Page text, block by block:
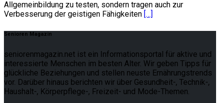
Allgemeinbildung zu testen, sondern tragen auch zur
Verbesserung der geistigen Fähigkeiten […]
Senioren Magazin
seniorenmagazin.net ist ein Informationsportal für aktive und
interessierte Menschen im besten Alter. Wir geben Tipps für
glückliche Beziehungen und stellen neuste Ernährungstrends
vor. Darüber hinaus berichten wir über Gesundheit-, Technik-,
Haushalt-, Körperpflege-, Freizeit- und Mode-Themen.